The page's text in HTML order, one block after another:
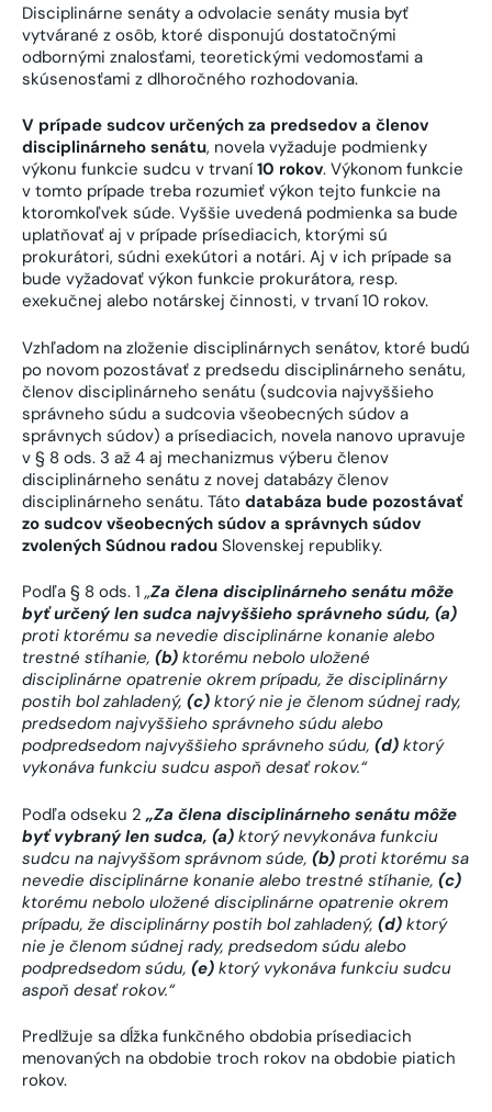
Disciplinárne senáty a odvolacie senáty musia byť
vytvárané z osôb, ktoré disponujú dostatočnými
odbornými znalosťami, teoretickými vedomosťami a
skúsenosťami z dlhoročného rozhodovania.
V prípade sudcov určených za predsedov a členov
disciplinárneho senátu, novela vyžaduje podmienky
výkonu funkcie sudcu v trvaní10 rokov. Výkonom funkcie
v tomto prípade treba rozumieť výkon tejto funkcie na
ktoromkoľvek súde. Vyššie uvedená podmienka sa bude
uplatňovať aj v prípade prísediacich, ktorými sú
prokurátori, súdni exekútori a notári. Aj v ich prípade sa
bude vyžadovať výkon funkcie prokurátora, resp.
exekučnej alebo notárskej činnosti, v trvaní 10 rokov.
Vzhľadom na zloženie disciplinárnych senátov, ktoré budú
po novom pozostávať z predsedu disciplinárneho senátu,
členov disciplinárneho senátu (sudcovia najvyššieho
správneho súdu a sudcovia všeobecných súdov a
správnych súdov) a prísediacich, novela nanovo upravuje
v § 8 ods. 3 až 4 aj mechanizmus výberu členov
disciplinárneho senátu z novej databázy členov
disciplinárneho senátu. Táto databáza bude pozostávať
zo sudcov všeobecných súdov a správnych súdov
zvolených Súdnou radou Slovenskej republiky.
Podľa § 8 ods. 1„Za člena disciplinárneho senátu môže
byť určený len sudca najvyššieho správneho súdu, (a)
proti ktorému sa nevedie disciplinárne konanie alebo
trestné stíhanie, (b) ktorému nebolo uložené
disciplinárne opatrenie okrem prípadu, že disciplinárny
postih bol zahladený, (c) ktorý nie je členom súdnej rady,
predsedom najvyššieho správneho súdu alebo
podpredsedom najvyššieho správneho súdu, (d) ktorý
vykonáva funkciu sudcu aspoň desať rokov.“
Podľa odseku 2 „Za člena disciplinárneho senátu môže
byť vybraný len sudca, (a) ktorý nevykonáva funkciu
sudcu na najvyššom správnom súde, (b) proti ktorému sa
nevedie disciplinárne konanie alebo trestné stíhanie, (c)
ktorému nebolo uložené disciplinárne opatrenie okrem
prípadu, že disciplinárny postih bol zahladený, (d) ktorý
nie je členom súdnej rady, predsedom súdu alebo
podpredsedom súdu, (e) ktorý vykonáva funkciu sudcu
aspoň desať rokov.“
Predlžuje sa dĺžka funkčného obdobia prísediacich
menovaných na obdobie troch rokov na obdobie piatich
rokov.